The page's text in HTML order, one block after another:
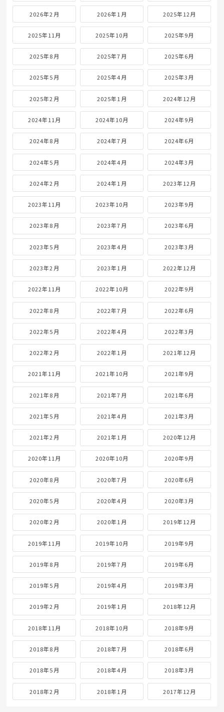
2026年2月 2026年1月 2025年12月
2025年11月 2025年10月 2025年9月
2025年8月 2025年7月 2025年6月
2025年5月 2025年4月 2025年3月
2025年2月 2025年1月 2024年12月
2024年11月 2024年10月 2024年9月
2024年8月 2024年7月 2024年6月
2024年5月 2024年4月 2024年3月
2024年2月 2024年1月 2023年12月
2023年11月 2023年10月 2023年9月
2023年8月 2023年7月 2023年6月
2023年5月 2023年4月 2023年3月
2023年2月 2023年1月 2022年12月
2022年11月 2022年10月 2022年9月
2022年8月 2022年7月 2022年6月
2022年5月 2022年4月 2022年3月
2022年2月 2022年1月 2021年12月
2021年11月 2021年10月 2021年9月
2021年8月 2021年7月 2021年6月
2021年5月 2021年4月 2021年3月
2021年2月 2021年1月 2020年12月
2020年11月 2020年10月 2020年9月
2020年8月 2020年7月 2020年6月
2020年5月 2020年4月 2020年3月
2020年2月 2020年1月 2019年12月
2019年11月 2019年10月 2019年9月
2019年8月 2019年7月 2019年6月
2019年5月 2019年4月 2019年3月
2019年2月 2019年1月 2018年12月
2018年11月 2018年10月 2018年9月
2018年8月 2018年7月 2018年6月
2018年5月 2018年4月 2018年3月
2018年2月 2018年1月 2017年12月